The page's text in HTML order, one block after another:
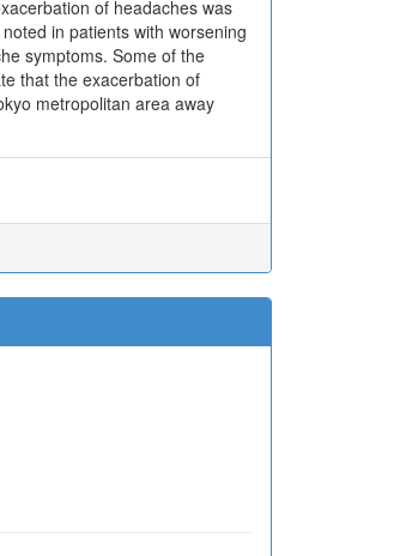
of headaches was
in patients with worsening
symptoms. Some of the
that the exacerbation of
metropolitan area away